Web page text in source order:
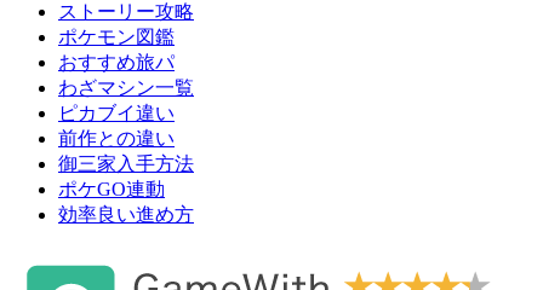
ストーリー攻略
ポケモン図鑑
おすすめ旅パ
わざマシン一覧
ピカブイ違い
前作との違い
御三家入手方法
ポケGO連動
効率良い進め方